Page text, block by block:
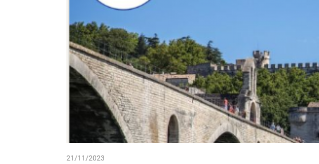
21/11/2023